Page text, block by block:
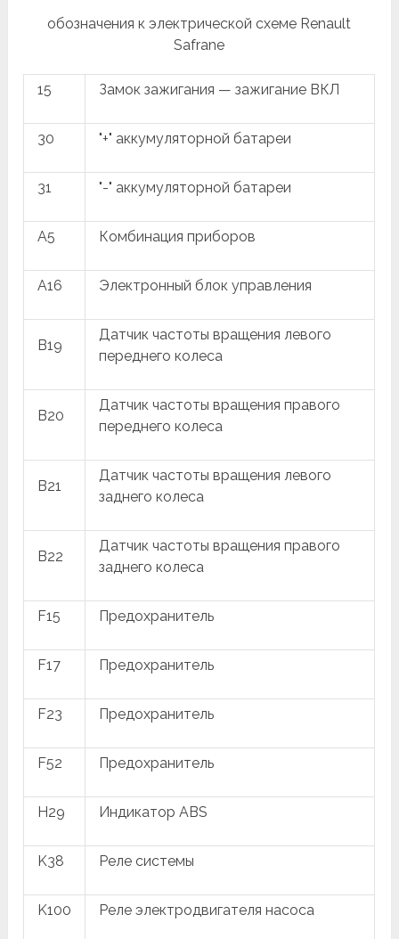
обозначения к электрической схеме Renault
Safrane
15 Замок зажигания — зажигание ВКЛ
30 "+" аккумуляторной батареи
31 "-" аккумуляторной батареи
A5 Комбинация приборов
A16 Электронный блок управления
B19
Датчик частоты вращения левого
переднего колеса
B20
Датчик частоты вращения правого
переднего колеса
B21
Датчик частоты вращения левого
заднего колеса
B22
Датчик частоты вращения правого
заднего колеса
F15 Предохранитель
F17 Предохранитель
F23 Предохранитель
F52 Предохранитель
H29 Индикатор ABS
K38 Реле системы
K100 Реле электродвигателя насоса